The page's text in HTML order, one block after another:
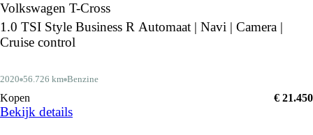
Volkswagen T-Cross
1.0 TSI Style Business R Automaat | Navi | Camera |
Cruise control
2020 56.726 km Benzine
Kopen € 21.450
Bekijk details